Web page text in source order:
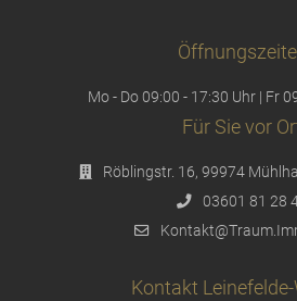
Mo - Do 09:00 - 17:30 Uhr | Fr
Für Sie vor
Röblingstr. 16, 99974
03601 81 28
Kontakt